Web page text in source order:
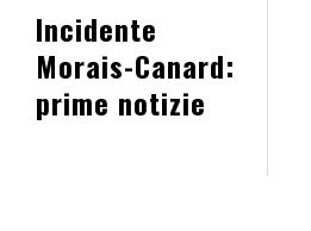
Incidente
Morais-Canard:
prime notizie